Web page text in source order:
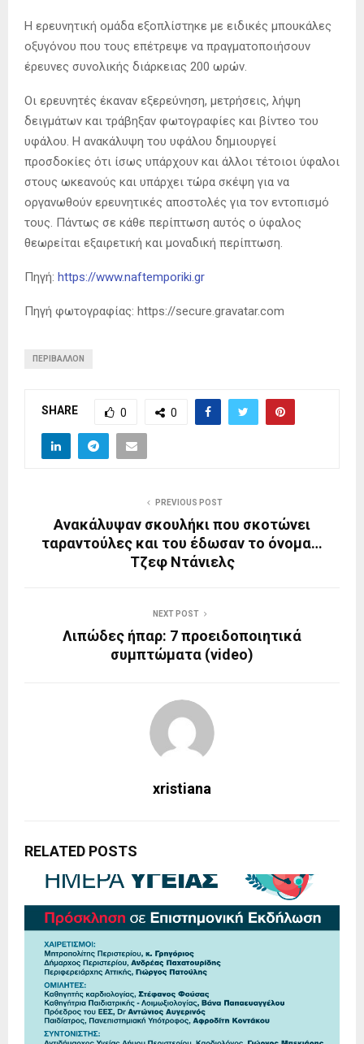
Η ερευνητική ομάδα εξοπλίστηκε με ειδικές μπουκάλες
οξυγόνου που τους επέτρεψε να πραγματοποιήσουν
έρευνες συνολικής διάρκειας 200 ωρών.
Οι ερευνητές έκαναν εξερεύνηση, μετρήσεις, λήψη
δειγμάτων και τράβηξαν φωτογραφίες και βίντεο του
υφάλου. Η ανακάλυψη του υφάλου δημιουργεί
προσδοκίες ότι ίσως υπάρχουν και άλλοι τέτοιοι ύφαλοι
στους ωκεανούς και υπάρχει τώρα σκέψη για να
οργανωθούν ερευνητικές αποστολές για τον εντοπισμό
τους. Πάντως σε κάθε περίπτωση αυτός ο ύφαλος
θεωρείται εξαιρετική και μοναδική περίπτωση.
Πηγή: https://www.naftemporiki.gr
Πηγή φωτογραφίας: https://secure.gravatar.com
ΠΕΡΙΒΆΛΛΟΝ
SHARE 0 0
PREVIOUS POST
Ανακάλυψαν σκουλήκι που σκοτώνει
ταραντούλες και του έδωσαν το όνομα…
Τζεφ Ντάνιελς
NEXT POST
Λιπώδες ήπαρ: 7 προειδοποιητικά
συμπτώματα (video)
xristiana
RELATED POSTS